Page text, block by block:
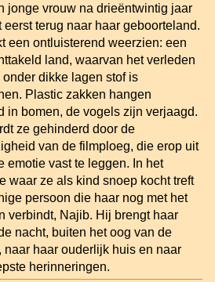
jonge vrouw na drieëntwintig jaar
eerst terug naar haar geboorteland.
een ontluisterend weerzien: een
land, waarvan het verleden
onder dikke lagen stof is
Plastic zakken hangen
in bomen, de vogels zijn verjaagd.
ze gehinderd door de
van de filmploeg, die erop uit
emotie vast te leggen. In het
waar ze als kind snoep kocht treft
persoon die haar nog met het
verbindt, Najib. Hij brengt haar
nacht, buiten het oog van de
naar haar ouderlijk huis en naar
herinneringen.